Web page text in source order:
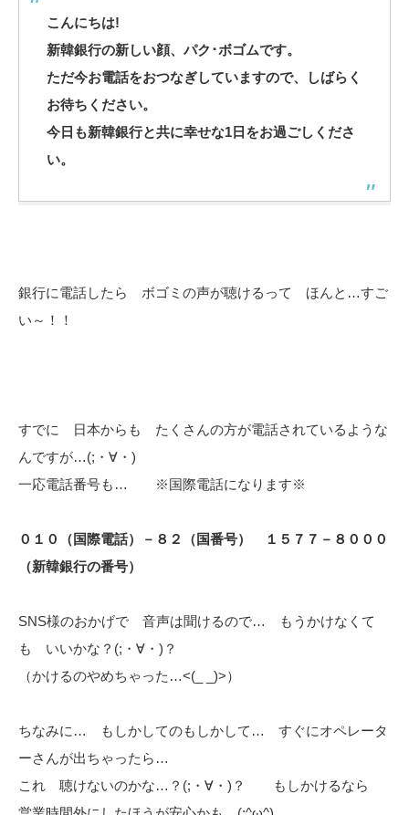
こんにちは!
新韓銀行の新しい顔、パク･ボゴムです。
ただ今お電話をおつなぎしていますので、しばらく
お待ちください。
今日も新韓銀行と共に幸せな1日をお過ごしくださ
い。
銀行に電話したら ボゴミの声が聴けるって ほんと…すご
い～！！
すでに 日本からも たくさんの方が電話されているような
んですが…(;・∀・)
一応電話番号も… ※国際電話になります※
０１０（国際電話）－８２（国番号） １５７７－８０００
（新韓銀行の番号）
SNS様のおかげで 音声は聞けるので… もうかけなくて
も いいかな？(;・∀・)？
（かけるのやめちゃった…<(_ _)>）
ちなみに… もしかしてのもしかして… すぐにオペレータ
ーさんが出ちゃったら…
これ 聴けないのかな…？(;・∀・)？ もしかけるなら